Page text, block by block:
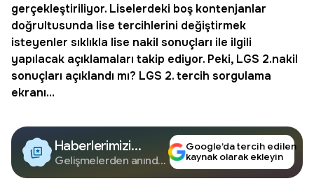
gerçekleştiriliyor. Liselerdeki boş kontenjanlar
doğrultusunda lise tercihlerini değiştirmek
isteyenler sıklıkla lise nakil sonuçları ile ilgili
yapılacak açıklamaları takip ediyor. Peki, LGS 2.nakil
sonuçları açıklandı mı? LGS 2. tercih sorgulama
ekranı…
Haberlerimizi
Google'da Takip
Edin
Gelişmelerden anında
Google’da tercih edilen
kaynak olarak ekleyin